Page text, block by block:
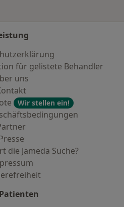
für gelistete Behandler
uns
Wir stellen ein!
die Jameda Suche?